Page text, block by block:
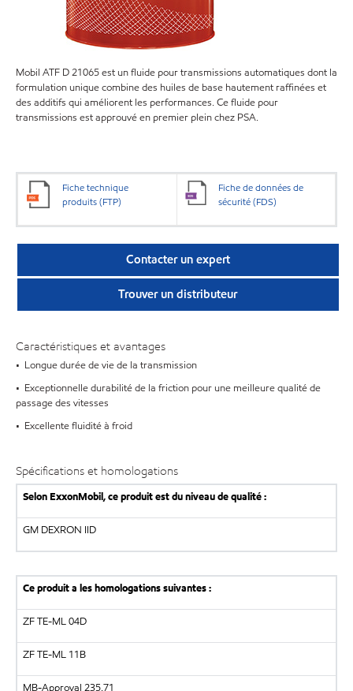
Mobil ATF D 21065 est un fluide pour transmissions automatiques dont la
formulation unique combine des huiles de base hautement raffinées et
des additifs qui améliorent les performances. Ce fluide pour
transmissions est approuvé en premier plein chez PSA.
Fiche technique
produits (FTP)
Fiche de données de
sécurité (FDS)
Contacter un expert
Trouver un distributeur
Caractéristiques et avantages
• Longue durée de vie de la transmission
• Exceptionnelle durabilité de la friction pour une meilleure qualité de
passage des vitesses
• Excellente fluidité à froid
Spécifications et homologations
Selon ExxonMobil, ce produit est du niveau de qualité :
GM DEXRON IID
Ce produit a les homologations suivantes :
ZF TE-ML 04D
ZF TE-ML 11B
MB-Approval 235.71